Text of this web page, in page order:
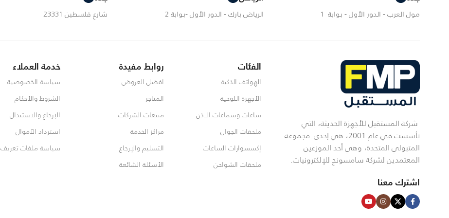
مول العرب - الدور الأول - بوابة 1 الرياض بارك - الدور الأول -بوابة 2 شارع فلسطين 23331
شركة المستقبل للأجهزة الحديثة، التي
تأسست في عام 2001، هي إحدى مجموعة
المتبولي المتحدة، وهي أحد الموزعين
المعتمدين لشركة سامسونج للإلكترونيات.
اشترك معنا
الفئات
الهواتف الذكية
الأجهزة اللوحية
ساعات وسماعات الاذن
ملحقات الجوال
إكسسوارات الساعات
ملحقات الشواحن
روابط مفيدة
افضل العروض
المتاجر
مبيعات الشركات
مراكز الخدمة
التسليم والإرجاع
الأسئلة الشائعة
خدمة العملاء
سياسة الخصوصية
الشروط والأحكام
الإرجاع والاستبدال
استرداد الأموال
سياسة ملفات تعريف